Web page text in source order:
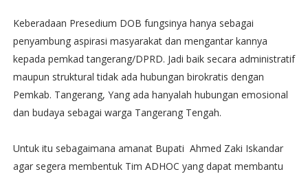
Keberadaan Presedium DOB fungsinya hanya sebagai
penyambung aspirasi masyarakat dan mengantar kannya
kepada pemkad tangerang/DPRD. Jadi baik secara administratif
maupun struktural tidak ada hubungan birokratis dengan
Pemkab. Tangerang, Yang ada hanyalah hubungan emosional
dan budaya sebagai warga Tangerang Tengah.
Untuk itu sebagaimana amanat Bupati Ahmed Zaki Iskandar
agar segera membentuk Tim ADHOC yang dapat membantu